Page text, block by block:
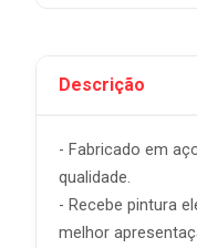
Descrição
- Fabricado em
qualidade.
- Recebe pintura
melhor